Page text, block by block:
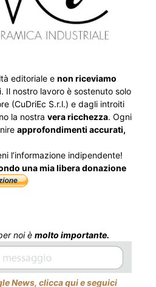
editoriale e non riceviamo
. Il nostro lavoro è sostenuto solo
(CuDriEc S.r.l.) e dagli introiti
la nostra vera ricchezza. Ogni
approfondimenti accurati,
l’informazione indipendente!
una mia libera donazione
noi è molto importante.
News, clicca qui e seguici